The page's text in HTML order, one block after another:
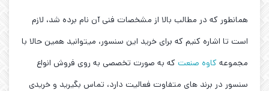
همانطور که در مطالب بالا از مشخصات فنی آن نام برده شد، لازم
است تا اشاره کنیم که برای خرید این سنسور، میتوانید همین حالا با
مجموعه کاوه صنعت که به صورت تخصصی به روی فروش انواع
سنسور در برند های متفاوت فعالیت دارد، تماس بگیرید و خریدی